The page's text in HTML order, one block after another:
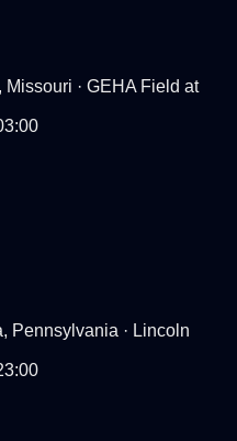
Missouri · GEHA Field at
Pennsylvania · Lincoln